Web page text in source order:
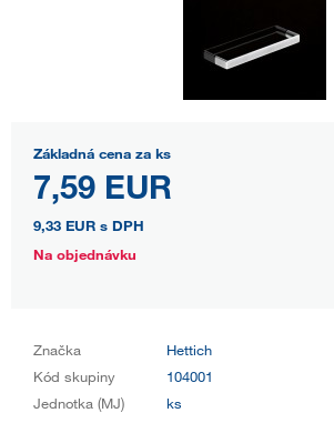
Základná cena za ks
7,59 EUR
9,33 EUR s DPH
Na objednávku
Značka
Hettich
Kód skupiny
104001
Jednotka (MJ)
ks